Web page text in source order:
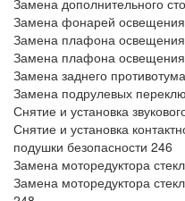
Замена дополнительного
Замена фонарей освещения
Замена плафона
Замена плафона
Замена заднего
Замена подрулевых
Снятие и установка
Снятие и установка
подушки безопасности 246
Замена моторедуктора
Замена моторедуктора